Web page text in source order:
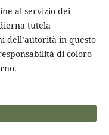
al servizio dei
tutela
dell’autorità in questo
di coloro